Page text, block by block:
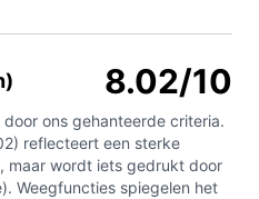
8.02/10
ons gehanteerde criteria.
reflecteert een sterke
maar wordt iets gedrukt door
Weegfuncties spiegelen het